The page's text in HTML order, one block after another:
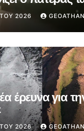
2026
έρευνα για
2026